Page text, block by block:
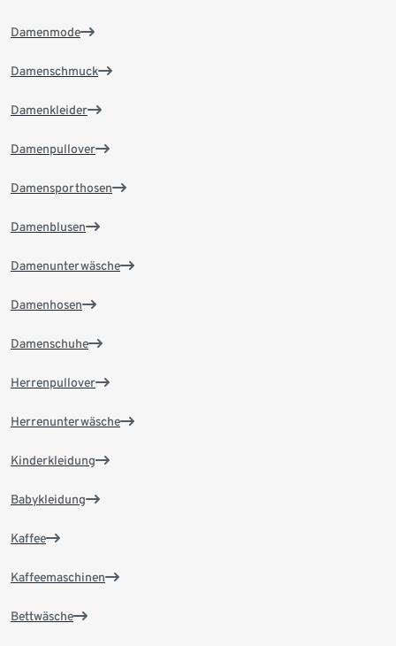
Damenmode
Damenschmuck
Damenkleider
Damenpullover
Damensporthosen
Damenblusen
Damenunterwäsche
Damenhosen
Damenschuhe
Herrenpullover
Herrenunterwäsche
Kinderkleidung
Babykleidung
Kaffee
Kaffeemaschinen
Bettwäsche